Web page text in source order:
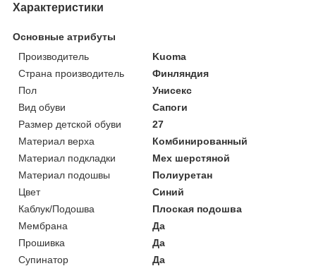
Характеристики
Основные атрибуты
Производитель
Kuoma
Страна производитель
Финляндия
Пол
Унисекс
Вид обуви
Сапоги
Размер детской обуви
27
Материал верха
Комбинированный
Материал подкладки
Мех шерстяной
Материал подошвы
Полиуретан
Цвет
Синий
Каблук/Подошва
Плоская подошва
Мембрана
Да
Прошивка
Да
Супинатор
Да